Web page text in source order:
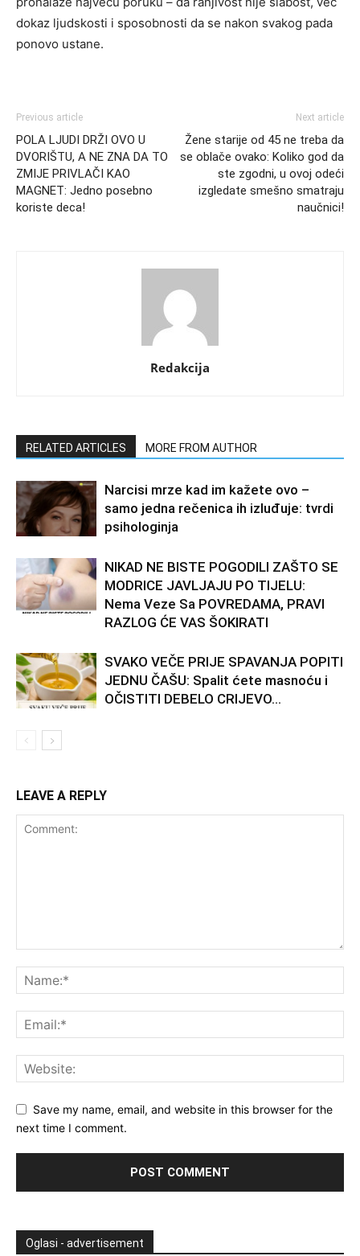
dokaz ljudskosti i sposobnosti da se nakon svakog pada
ponovo ustane.
Previous article
POLA LJUDI DRŽI OVO U
DVORIŠTU, A NE ZNA DA TO
ZMIJE PRIVLAČI KAO
MAGNET: Jedno posebno
koriste deca!
Next article
Žene starije od 45 ne treba da
se oblače ovako: Koliko god da
ste zgodni, u ovoj odeći
izgledate smešno smatraju
naučnici!
Redakcija
RELATED ARTICLES MORE FROM AUTHOR
Narcisi mrze kad im kažete ovo –
samo jedna rečenica ih izluđuje: tvrdi
psihologinja
NIKAD NE BISTE POGODILI ZAŠTO SE
MODRICE JAVLJAJU PO TIJELU:
Nema Veze Sa POVREDAMA, PRAVI
RAZLOG ĆE VAS ŠOKIRATI
SVAKO VEČE PRIJE SPAVANJA POPITI
JEDNU ČAŠU: Spalit ćete masnoću i
OČISTITI DEBELO CRIJEVO…
LEAVE A REPLY
Save my name, email, and website in this browser for the
next time I comment.
Oglasi - advertisement